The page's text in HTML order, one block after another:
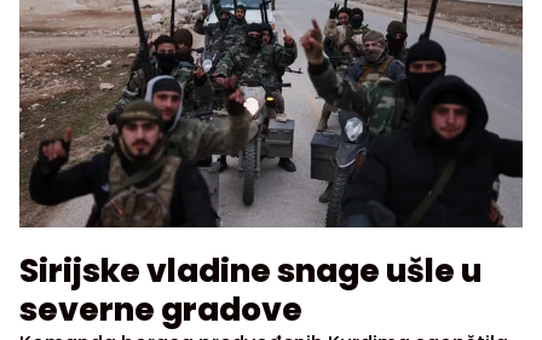
Sirijske vladine snage ušle u
severne gradove